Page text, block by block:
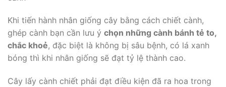
Khi tiến hành nhân giống cây bằng cách chiết cành,
ghép cành bạn cần lưu ý chọn những cành bánh tẻ to,
chắc khoẻ, đặc biệt là không bị sâu bệnh, có lá xanh
bóng thì khi nhân giống sẽ đạt tỷ lệ thành cao.
Cây lấy cành chiết phải đạt điều kiện đã ra hoa trong